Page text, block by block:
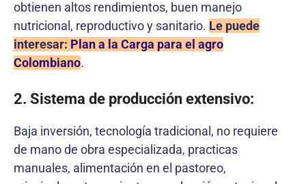
obtienen altos rendimientos, buen manejo
nutricional, reproductivo y sanitario. Le puede
interesar: Plan a la Carga para el agro
Colombiano.
2. Sistema de producción extensivo:
Baja inversión, tecnología tradicional, no requiere
de mano de obra especializada, practicas
manuales, alimentación en el pastoreo,